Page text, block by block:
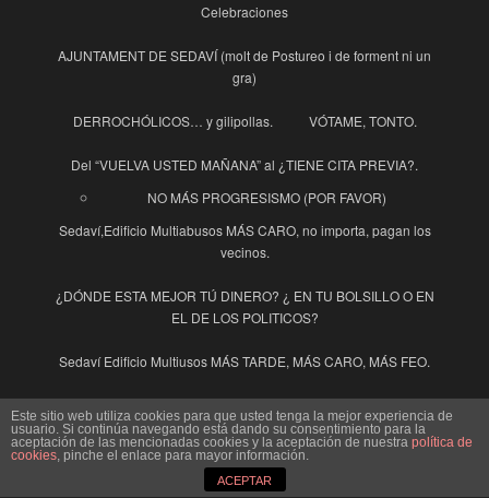
Celebraciones
AJUNTAMENT DE SEDAVÍ (molt de Postureo i de forment ni un
gra)
DERROCHÓLICOS… y gilipollas. VÓTAME, TONTO.
Del “VUELVA USTED MAÑANA” al ¿TIENE CITA PREVIA?.
NO MÁS PROGRESISMO (POR FAVOR)
Sedaví,Edificio Multiabusos MÁS CARO, no importa, pagan los
vecinos.
¿DÓNDE ESTA MEJOR TÚ DINERO? ¿ EN TU BOLSILLO O EN
EL DE LOS POLITICOS?
Sedaví Edificio Multiusos MÁS TARDE, MÁS CARO, MÁS FEO.
INDECENTES El Pensador en Cuarentena
La Guinda y la Guindilla
Ayuntamiento
Este sitio web utiliza cookies para que usted tenga la mejor experiencia de
usuario. Si continúa navegando está dando su consentimiento para la
aceptación de las mencionadas cookies y la aceptación de nuestra política de
cookies, pinche el enlace para mayor información.
ACEPTAR